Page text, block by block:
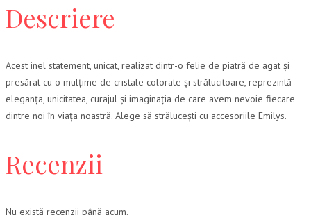
Descriere
Acest inel statement, unicat, realizat dintr-o felie de piatră de agat și
presărat cu o mulțime de cristale colorate și strălucitoare, reprezintă
eleganța, unicitatea, curajul și imaginația de care avem nevoie fiecare
dintre noi în viața noastră. Alege să strălucești cu accesoriile Emilys.
Recenzii
Nu există recenzii până acum.